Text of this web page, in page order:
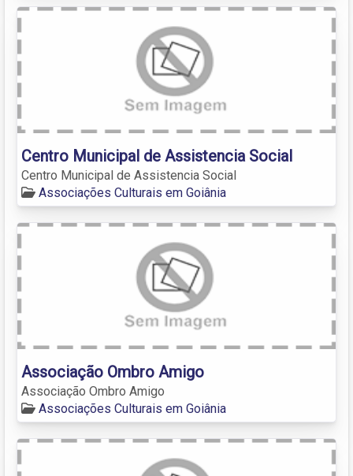
Centro Municipal de Assistencia Social
Centro Municipal de Assistencia Social
Associações Culturais em Goiânia
Associação Ombro Amigo
Associação Ombro Amigo
Associações Culturais em Goiânia